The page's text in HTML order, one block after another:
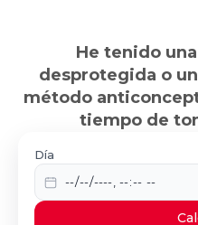
He tenido
desprotegida o
método
tiempo de
Día